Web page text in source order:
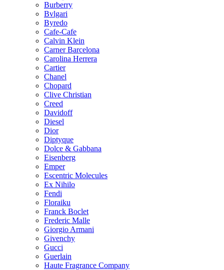
Burberry
Bvlgari
Byredo
Cafe-Cafe
Calvin Klein
Carner Barcelona
Carolina Herrera
Cartier
Chanel
Chopard
Clive Christian
Creed
Davidoff
Diesel
Dior
Diptyque
Dolce & Gabbana
Eisenberg
Emper
Escentric Molecules
Ex Nihilo
Fendi
Floraiku
Franck Boclet
Frederic Malle
Giorgio Armani
Givenchy
Gucci
Guerlain
Haute Fragrance Company